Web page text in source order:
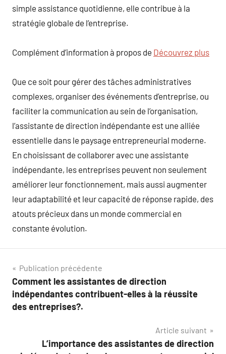
simple assistance quotidienne, elle contribue à la
stratégie globale de l’entreprise.
Complément d’information à propos de Découvrez plus
Que ce soit pour gérer des tâches administratives
complexes, organiser des événements d’entreprise, ou
faciliter la communication au sein de l’organisation,
l’assistante de direction indépendante est une alliée
essentielle dans le paysage entrepreneurial moderne.
En choisissant de collaborer avec une assistante
indépendante, les entreprises peuvent non seulement
améliorer leur fonctionnement, mais aussi augmenter
leur adaptabilité et leur capacité de réponse rapide, des
atouts précieux dans un monde commercial en
constante évolution.
Navigation
de
l’article
Publication précédente
Comment les assistantes de direction
indépendantes contribuent-elles à la réussite
des entreprises?.
Article suivant
L’importance des assistantes de direction